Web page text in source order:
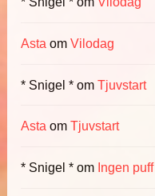
Asta omVilodag
* Snigel * omTjuvstart
Asta omTjuvstart
* Snigel * om Ingen puff